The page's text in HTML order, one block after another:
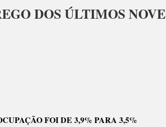
DOS ÚLTIMOS NOVE
FOI DE 3,9% PARA 3,5%